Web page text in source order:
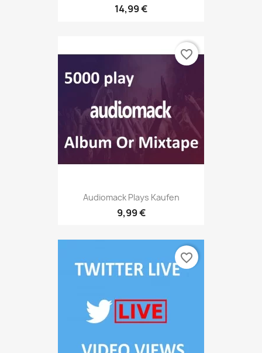
14,99 €
Audiomack Plays Kaufen
9,99 €
favorite_border
favorite_border